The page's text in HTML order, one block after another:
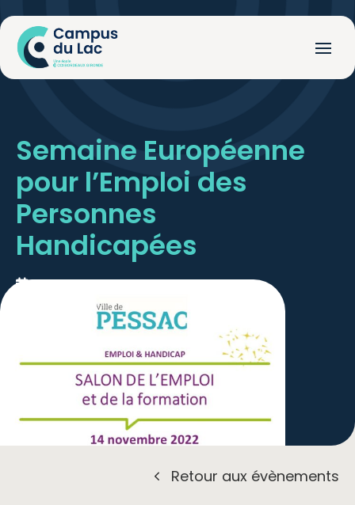
Semaine Européenne
pour l’Emploi des
Personnes
Handicapées
14 novembre 2022
Retour aux évènements